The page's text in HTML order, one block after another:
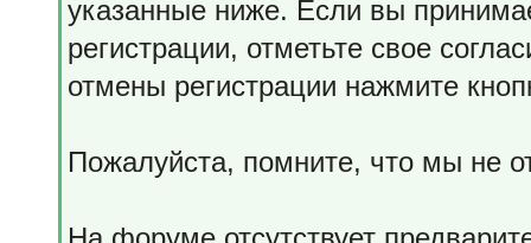
указанные ниже. Если вы
регистрации, отметьте свое
отмены регистрации нажмите
Пожалуйста, помните, что мы не